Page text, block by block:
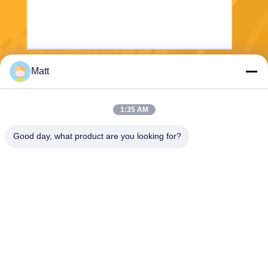
Matt
1:35 AM
Good day, what product are you looking for?